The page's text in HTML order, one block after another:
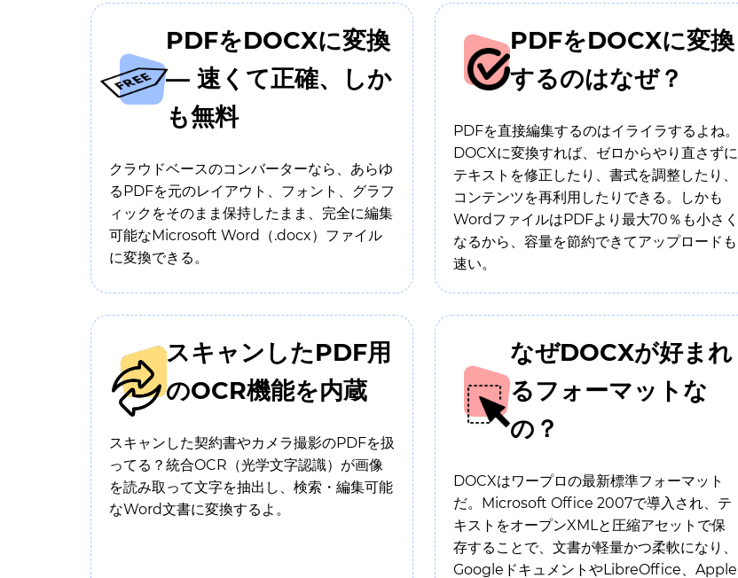
PDFをDOCXに変換
— 速くて正確、しか
も無料
クラウドベースのコンバーターなら、あらゆ
るPDFを元のレイアウト、フォント、グラフ
ィックをそのまま保持したまま、完全に編集
可能なMicrosoft Word（.docx）ファイル
に変換できる。
PDFをDOCXに変換
するのはなぜ？
PDFを直接編集するのはイライラするよね。
DOCXに変換すれば、ゼロからやり直さずに
テキストを修正したり、書式を調整したり、
コンテンツを再利用したりできる。しかも
WordファイルはPDFより最大70％も小さく
なるから、容量を節約できてアップロードも
速い。
スキャンしたPDF用
のOCR機能を内蔵
スキャンした契約書やカメラ撮影のPDFを扱
ってる？統合OCR（光学文字認識）が画像
を読み取って文字を抽出し、検索・編集可能
なWord文書に変換するよ。
なぜDOCXが好まれ
るフォーマットな
の？
DOCXはワープロの最新標準フォーマット
だ。Microsoft Office 2007で導入され、テ
キストをオープンXMLと圧縮アセットで保
存することで、文書が軽量かつ柔軟になり、
GoogleドキュメントやLibreOffice、Apple